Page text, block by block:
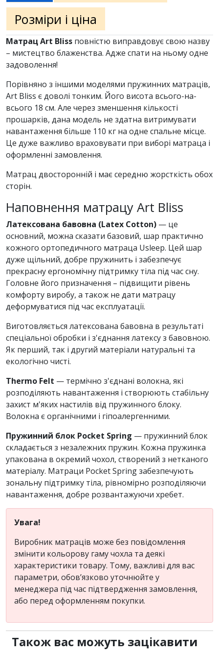
Розміри і ціна
Матрац Art Bliss повністю виправдовує свою назву
– мистецтво блаженства. Адже спати на ньому одне
задоволення!
Порівняно з іншими моделями пружинних матраців,
Art Bliss є доволі тонким. Його висота всього-на-
всього 18 см. Але через зменшення кількості
прошарків, дана модель не здатна витримувати
навантаження більше 110 кг на одне спальне місце.
Це дуже важливо враховувати при виборі матраца і
оформленні замовлення.
Матрац двосторонній і має середню жорсткість обох
сторін.
Наповнення матрацу Art Bliss
Латексована бавовна (Latex Cotton) — це
основний, можна сказати базовий, шар практично
кожного ортопедичного матраца Usleep. Цей шар
дуже щільний, добре пружинить і забезпечує
прекрасну ергономічну підтримку тіла під час сну.
Головне його призначення – підвищити рівень
комфорту виробу, а також не дати матрацу
деформуватися під час експлуатації.
Виготовляється латексована бавовна в результаті
спеціальної обробки і з'єднання латексу з бавовною.
Як перший, так і другий матеріали натуральні та
екологічно чисті.
Thermo Felt — термічно з'єднані волокна, які
розподіляють навантаження і створюють стабільну
захист м'яких настилів від пружинного блоку.
Волокна є органічними і гіпоалергенними.
Пружинний блок Pocket Spring — пружинний блок
складається з незалежних пружин. Кожна пружинка
упакована в окремий чохол, створений з нетканого
матеріалу. Матраци Pocket Spring забезпечують
зональну підтримку тіла, рівномірно розподіляючи
навантаження, добре розвантажуючи хребет.
Увага!
Виробник матраців може без повідомлення
змінити кольорову гаму чохла та деякі
характеристики товару. Тому, важливі для вас
параметри, обов’язково уточнюйте у
менеджера під час підтвердження замовлення,
або перед оформленням покупки.
Також вас можуть зацікавити